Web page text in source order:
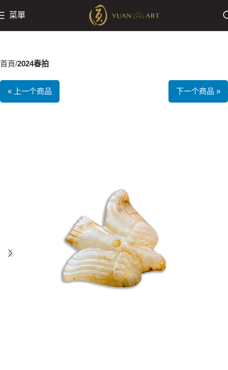
菜單
首頁 2024春拍
« 上一个商品 下一个商品 »